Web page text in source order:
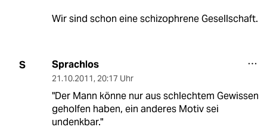
Wir sind schon eine schizophrene Gesellschaft.
S Sprachlos
21.10.2011, 20:17 Uhr
"Der Mann könne nur aus schlechtem Gewissen
geholfen haben, ein anderes Motiv sei
undenkbar."